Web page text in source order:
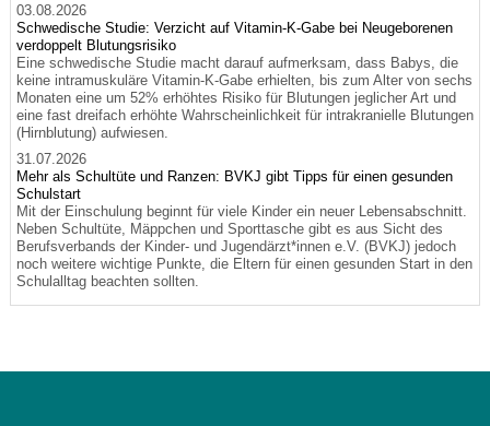
03.08.2026
Schwedische Studie: Verzicht auf Vitamin-K-Gabe bei Neugeborenen
verdoppelt Blutungsrisiko
Eine schwedische Studie macht darauf aufmerksam, dass Babys, die
keine intramuskuläre Vitamin-K-Gabe erhielten, bis zum Alter von sechs
Monaten eine um 52% erhöhtes Risiko für Blutungen jeglicher Art und
eine fast dreifach erhöhte Wahrscheinlichkeit für intrakranielle Blutungen
(Hirnblutung) aufwiesen.
31.07.2026
Mehr als Schultüte und Ranzen: BVKJ gibt Tipps für einen gesunden
Schulstart
Mit der Einschulung beginnt für viele Kinder ein neuer Lebensabschnitt.
Neben Schultüte, Mäppchen und Sporttasche gibt es aus Sicht des
Berufsverbands der Kinder- und Jugendärzt*innen e.V. (BVKJ) jedoch
noch weitere wichtige Punkte, die Eltern für einen gesunden Start in den
Schulalltag beachten sollten.